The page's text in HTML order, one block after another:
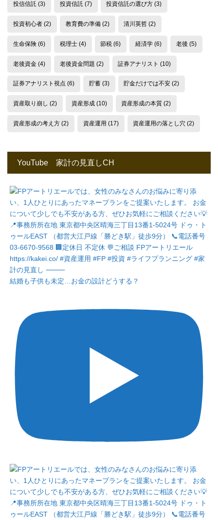
投信信託(3) 投資信託(7) 投資信託の選び方 (3)
投資初心者(2) 教育費の準備(2) 清川英哲 (2)
生命保険(6) 税理士(4) 節税 (6) 経済学 (6) 老後 (5)
老後資金(4) 老後資金問題 (2) 証券アナリスト (10)
証券アナリスト視点 (6) 貯蓄(3) 貯金だけでは不安 (2)
資産取り崩し (2) 資産形成(10) 資産形成の本質 (2)
資産形成の考え方(2) 資産運用 (17) 資産運用の落とし穴 (2)
YouTube 家計の見直しCH
結婚も子供も未定…お金の設計どうする？